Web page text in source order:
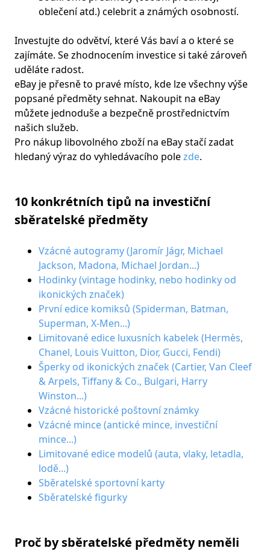
oblečení atd.) celebrit a známých osobností.
Investujte do odvětví, které Vás baví a o které se
zajímáte. Se zhodnocením investice si také zároveň
uděláte radost.
eBay je přesně to pravé místo, kde lze všechny výše
popsané předměty sehnat. Nakoupit na eBay
můžete jednoduše a bezpečně prostřednictvím
našich služeb.
Pro nákup libovolného zboží na eBay stačí zadat
hledaný výraz do vyhledávacího polezde.
10 konkrétních tipů na investiční
sběratelské předměty
Vzácné autogramy (Jaromír Jágr, Michael
Jackson, Madona, Michael Jordan...)
Hodinky (vintage hodinky, nebo hodinky od
ikonických značek)
První edice komiksů (Spiderman, Batman,
Superman, X-Men...)
Limitované edice luxusních kabelek (Hermès,
Chanel, Louis Vuitton, Dior, Gucci, Fendi)
Šperky od ikonických značek (Cartier, Van Cleef
& Arpels, Tiffany & Co., Bulgari, Harry
Winston...)
Vzácné historické poštovní známky
Vzácné mince (antické mince, investiční
mince...)
Limitované edice modelů (auta, vlaky, letadla,
lodě...)
Sběratelské sportovní karty
Sběratelské figurky
Proč by sběratelské předměty neměli